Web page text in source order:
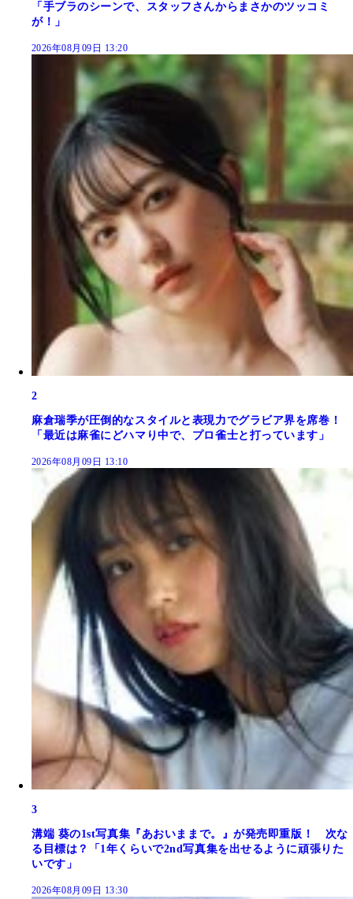
「手ブラのシーンで、スタッフさんからまさかのツッコミ
が！」
2026年08月09日 13:20
2
麻倉瑞季が圧倒的なスタイルと表現力でグラビア界を席巻！
「最近は麻雀にどハマり中で、プロ雀士と打っています」
2026年08月09日 13:10
3
溝端 葵の1st写真集『あおいままで。』が発売即重版！ 次な
る目標は？「1年くらいで2nd写真集を出せるように頑張りた
いです」
2026年08月09日 13:30